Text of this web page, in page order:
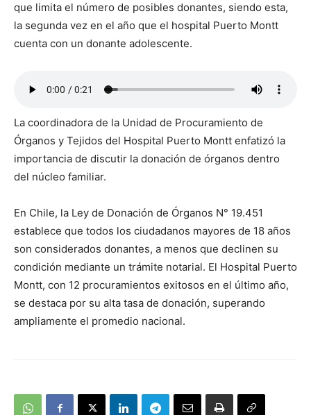
que limita el número de posibles donantes, siendo esta,
la segunda vez en el año que el hospital Puerto Montt
cuenta con un donante adolescente.
La coordinadora de la Unidad de Procuramiento de
Órganos y Tejidos del Hospital Puerto Montt enfatizó la
importancia de discutir la donación de órganos dentro
del núcleo familiar.
En Chile, la Ley de Donación de Órganos N° 19.451
establece que todos los ciudadanos mayores de 18 años
son considerados donantes, a menos que declinen su
condición mediante un trámite notarial. El Hospital Puerto
Montt, con 12 procuramientos exitosos en el último año,
se destaca por su alta tasa de donación, superando
ampliamente el promedio nacional.